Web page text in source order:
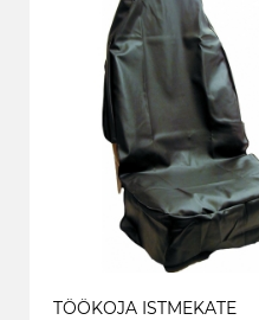
TÖÖKOJA ISTMEKATE